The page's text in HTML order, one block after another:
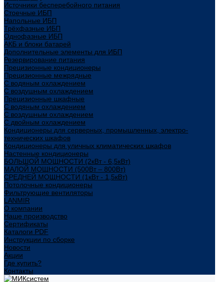
Источники бесперебойного питания
Стоечные ИБП
Напольные ИБП
Трёхфазные ИБП
Однофазные ИБП
АКБ и блоки батарей
Дополнительные элементы для ИБП
Резервирование питания
Прецизионные кондиционеры
Прецизионные межрядные
С водяным охлаждением
С воздушным охлаждением
Прецизионные шкафные
С водяным охлаждением
С воздушным охлаждением
С двойным охлаждением
Кондиционеры для серверных, промышленных, электро-
технических шкафов
Кондиционеры для уличных климатических шкафов
Настенные кондиционеры
БОЛЬШОЙ МОЩНОСТИ (2кВт - 6,5кВт)
МАЛОЙ МОЩНОСТИ (500Вт – 800Вт)
СРЕДНЕЙ МОЩНОСТИ (1кВт - 1,5кВт)
Потолочные кондиционеры
Фильтрующие вентиляторы
LANMIR
О компании
Наше производство
Сертификаты
Каталоги PDF
Инструкции по сборке
Новости
Акции
Где купить?
Контакты